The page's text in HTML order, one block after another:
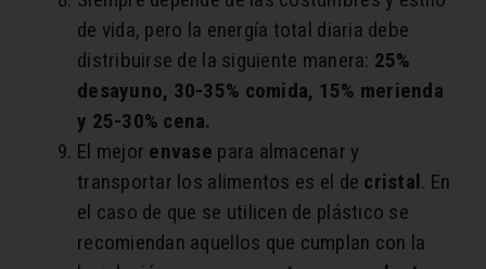
de vida, pero la energía total diaria debe
distribuirse de la siguiente manera: 25%
desayuno, 30-35% comida, 15% merienda
y 25-30% cena.
El mejor envase para almacenar y
transportar los alimentos es el de cristal. En
el caso de que se utilicen de plástico se
recomiendan aquellos que cumplan con la